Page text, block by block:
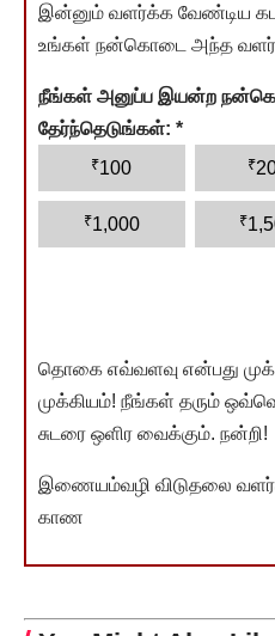
இன்னும் வளர்க்க வேண்டிய
உங்கள் நன்கொடை அந்த
நீங்கள் அனுப்ப இயன்ற
தேர்ந்தெடுங்கள்: *
₹100 ₹
₹1,000 ₹
தொகை எவ்வளவு என்பது
முக்கியம்! நீங்கள் தரும்
சுடரை ஒளிர வைக்கும். நன்றி!
இணையம்வழி விடுதலை
காண